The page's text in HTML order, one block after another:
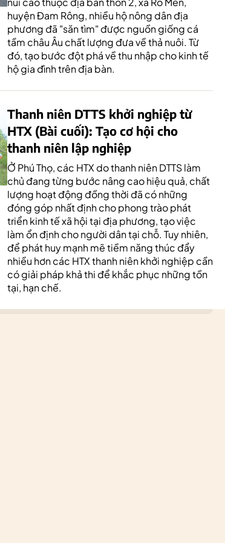
huyện Đam Rông, nhiều hộ nông dân địa
phương đã "săn tìm" được nguồn giống cá
tầm châu Âu chất lượng đưa về thả nuôi. Từ
đó, tạo bước đột phá về thu nhập cho kinh tế
hộ gia đình trên địa bàn.
Thanh niên DTTS khởi nghiệp từ
HTX (Bài cuối): Tạo cơ hội cho
thanh niên lập nghiệp
Ở Phú Thọ, các HTX do thanh niên DTTS làm
chủ đang từng bước nâng cao hiệu quả, chất
lượng hoạt động đồng thời đã có những
đóng góp nhất định cho phong trào phát
triển kinh tế xã hội tại địa phương, tạo việc
làm ổn định cho người dân tại chỗ. Tuy nhiên,
để phát huy mạnh mẽ tiềm năng thúc đẩy
nhiều hơn các HTX thanh niên khởi nghiệp cần
có giải pháp khả thi để khắc phục những tồn
tại, hạn chế.